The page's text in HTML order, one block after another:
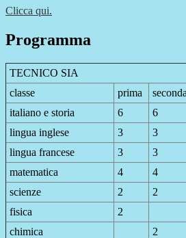
Clicca qui.
Programma
TECNICO SIA
classe
prima seconda
italiano e storia
6 6
lingua inglese
3 3
lingua francese
3 3
matematica
4 4
scienze
2
2
fisica
2
chimica
2